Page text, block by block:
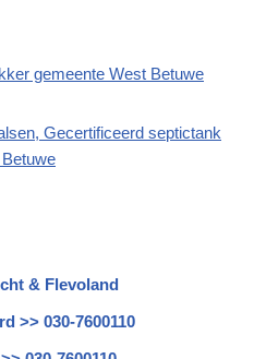
gemeente West Betuwe
Gecertificeerd septictank
& Flevoland
>> 030-7600110